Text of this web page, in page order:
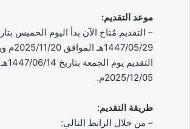
موعد التقديم:
– التقديم مُتاح الآن بدأ اليوم الخميس
1447/05/29هـ
2025/12/05م.
طريقة التقديم:
– من خلال الرابط التالي: